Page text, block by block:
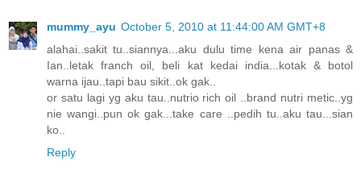
mummy_ayu October 5, 2010 at 11:44:00 AM GMT+8
alahai..sakit tu..siannya...aku dulu time kena air panas &
Ian..letak franch oil, beli kat kedai india...kotak & botol
warna ijau..tapi bau sikit..ok gak..
or satu lagi yg aku tau..nutrio rich oil ..brand nutri metic..yg
nie wangi..pun ok gak...take care ..pedih tu..aku tau...sian
ko..
Reply